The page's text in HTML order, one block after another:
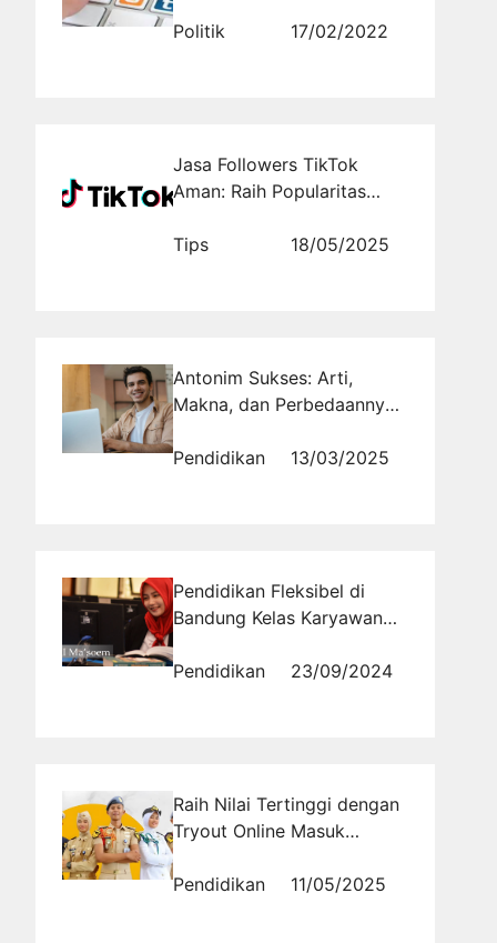
Politik
17/02/2022
Jasa Followers TikTok
Aman: Raih Popularitas
Tips
18/05/2025
Antonim Sukses: Arti,
Makna, dan Perbedaannya
Pendidikan
13/03/2025
Pendidikan Fleksibel di
Bandung Kelas Karyawan
Pekerja Aktif
Pendidikan 23/09/2024
Raih Nilai Tertinggi dengan
Tryout Online Masuk
CBT Nasional
Pendidikan 11/05/2025